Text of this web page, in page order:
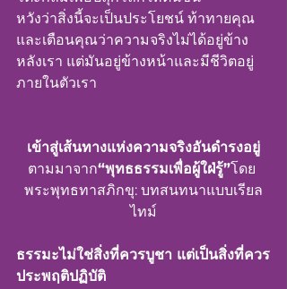
หวังว่าสิ่งนี้จะเป็นประโยชน์ ท้าทายคุณ
และเตือนคุณว่าความจริงไม่ได้อยู่ข้าง
หลังเรา แต่มันอยู่ข้างหน้าและมีชีวิตอยู่
ภายในตัวเรา
เข้าสู่เส้นทางแห่งความจริงอันดำรงอยู่
ตามมาจาก“พุทธธรรมเพื่อผู้ใฝ่รู้”โดย
พระพุทธทาสภิกขุ: บทสนทนาแบบเรียล
ไทม์
ธรรมะไม่ใช่สิ่งที่ควรบูชา แต่เป็นสิ่งที่ควร
ประพฤติปฏิบัติ